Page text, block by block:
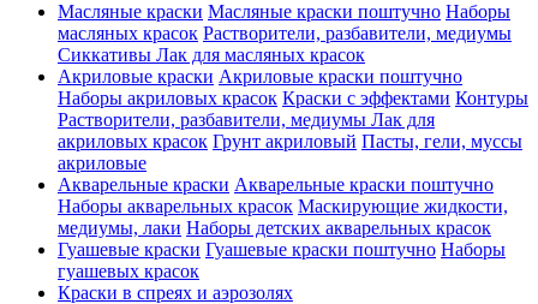
Масляные краски Масляные краски поштучно Наборы
масляных красок Растворители, разбавители, медиумы
Сиккативы Лак для масляных красок
Акриловые краски Акриловые краски поштучно
Наборы акриловых красок Краски с эффектами Контуры
Растворители, разбавители, медиумы Лак для
акриловых красок Грунт акриловый Пасты, гели, муссы
акриловые
Акварельные краски Акварельные краски поштучно
Наборы акварельных красок Маскирующие жидкости,
медиумы, лаки Наборы детских акварельных красок
Гуашевые краски Гуашевые краски поштучно Наборы
гуашевых красок
Краски в спреях и аэрозолях